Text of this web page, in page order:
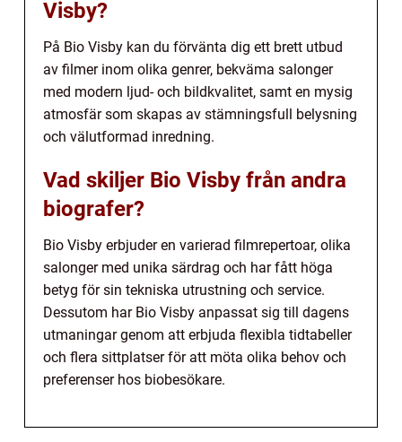
Visby?
På Bio Visby kan du förvänta dig ett brett utbud
av filmer inom olika genrer, bekväma salonger
med modern ljud- och bildkvalitet, samt en mysig
atmosfär som skapas av stämningsfull belysning
och välutformad inredning.
Vad skiljer Bio Visby från andra
biografer?
Bio Visby erbjuder en varierad filmrepertoar, olika
salonger med unika särdrag och har fått höga
betyg för sin tekniska utrustning och service.
Dessutom har Bio Visby anpassat sig till dagens
utmaningar genom att erbjuda flexibla tidtabeller
och flera sittplatser för att möta olika behov och
preferenser hos biobesökare.